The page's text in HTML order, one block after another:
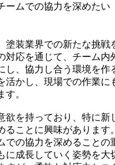
ームでの協力を深めたい
塗装業界での新たな挑戦
対応を通じて、チーム内
し、協力し合う環境を作
活かし、現場での作業に
。
欲を持っており、特に新
ることに興味があります
での協力を深めることの
に成長していく姿勢を大